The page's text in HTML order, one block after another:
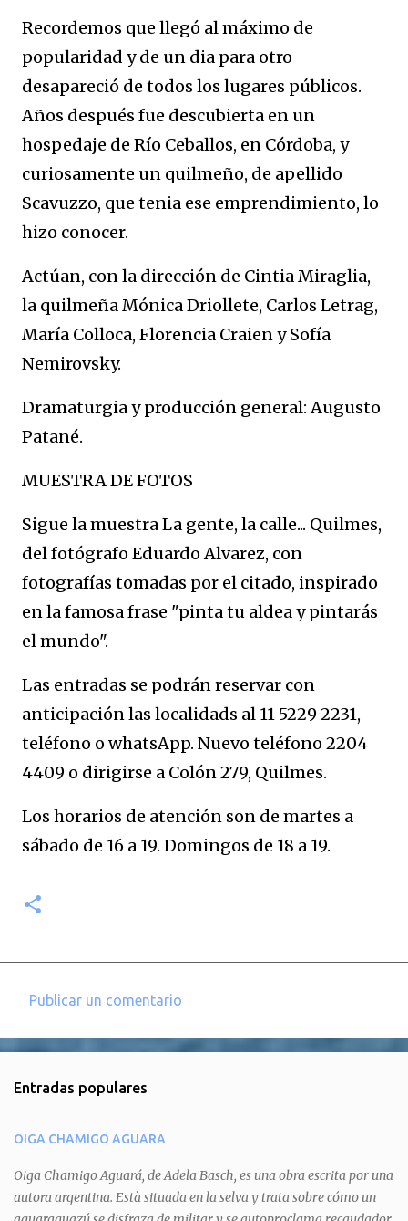
Recordemos que llegó al máximo de
popularidad y de un dia para otro
desapareció de todos los lugares públicos.
Años después fue descubierta en un
hospedaje de Río Ceballos, en Córdoba, y
curiosamente un quilmeño, de apellido
Scavuzzo, que tenia ese emprendimiento, lo
hizo conocer.
Actúan, con la dirección de Cintia Miraglia,
la quilmeña Mónica Driollete, Carlos Letrag,
María Colloca, Florencia Craien y Sofía
Nemirovsky.
Dramaturgia y producción general: Augusto
Patané.
MUESTRA DE FOTOS
Sigue la muestra La gente, la calle... Quilmes,
del fotógrafo Eduardo Alvarez, con
fotografías tomadas por el citado, inspirado
en la famosa frase "pinta tu aldea y pintarás
el mundo".
Las entradas se podrán reservar con
anticipación las localidads al 11 5229 2231,
teléfono o whatsApp. Nuevo teléfono 2204
4409 o dirigirse a Colón 279, Quilmes.
Los horarios de atención son de martes a
sábado de 16 a 19. Domingos de 18 a 19.
o
e
t
a
r
Publicar un comentario
Entradas populares
OIGA CHAMIGO AGUARA
Oiga Chamigo Aguará, de Adela Basch, es una obra escrita por una
autora argentina. Està situada en la selva y trata sobre cómo un